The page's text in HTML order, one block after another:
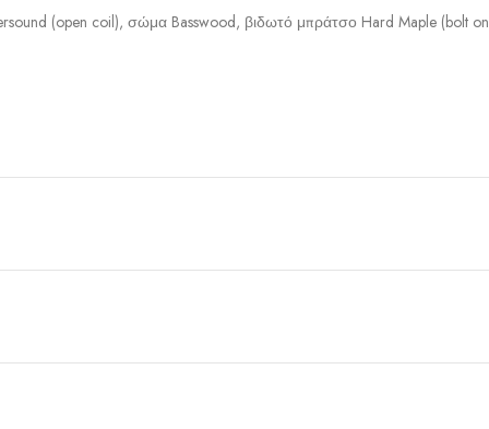
(open coil), σώμα Basswood, βιδωτό μπράτσο Hard Maple (bolt